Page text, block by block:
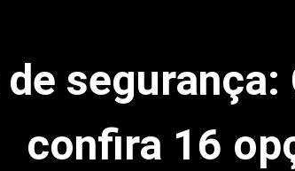
confira 16